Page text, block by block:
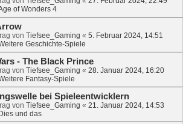
of Wonders 4
von Tiefsee_Gaming « 5. Februar 2024, 14:51
Geschichte-Spiele
- The Black Prince
von Tiefsee_Gaming « 28. Januar 2024, 16:20
Fantasy-Spiele
bei Spieleentwicklern
von Tiefsee_Gaming « 21. Januar 2024, 14:53
Dies und das